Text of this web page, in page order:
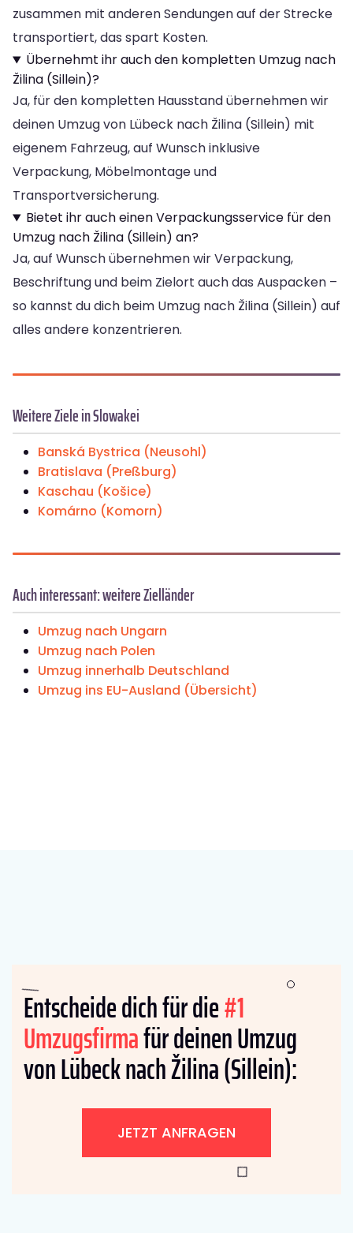
zusammen mit anderen Sendungen auf der Strecke
transportiert, das spart Kosten.
Übernehmt ihr auch den kompletten Umzug nach
Žilina (Sillein)?
Ja, für den kompletten Hausstand übernehmen wir
deinen Umzug von Lübeck nach Žilina (Sillein) mit
eigenem Fahrzeug, auf Wunsch inklusive
Verpackung, Möbelmontage und
Transportversicherung.
Bietet ihr auch einen Verpackungsservice für den
Umzug nach Žilina (Sillein) an?
Ja, auf Wunsch übernehmen wir Verpackung,
Beschriftung und beim Zielort auch das Auspacken –
so kannst du dich beim Umzug nach Žilina (Sillein) auf
alles andere konzentrieren.
Weitere Ziele in Slowakei
Banská Bystrica (Neusohl)
Bratislava (Preßburg)
Kaschau (Košice)
Komárno (Komorn)
Auch interessant: weitere Zielländer
Umzug nach Ungarn
Umzug nach Polen
Umzug innerhalb Deutschland
Umzug ins EU-Ausland (Übersicht)
Entscheide dich für die#1
Umzugsfirmafür deinen Umzug
von Lübeck nach Žilina (Sillein):
JETZT ANFRAGEN